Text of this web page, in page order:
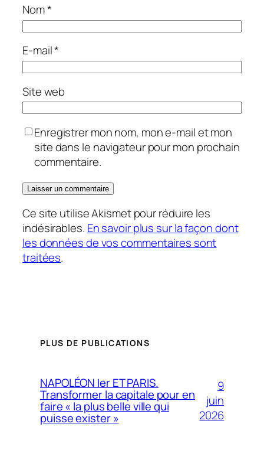
Nom*
E-mail*
Site web
Enregistrer mon nom, mon e-mail et mon
site dans le navigateur pour mon prochain
commentaire.
Ce site utilise Akismet pour réduire les
indésirables. En savoir plus sur la façon dont
les données de vos commentaires sont
traitées.
PLUS DE PUBLICATIONS
NAPOLÉON Ier ET PARIS.
Transformer la capitale pour en
faire « la plus belle ville qui
puisse exister »
9
juin
2026